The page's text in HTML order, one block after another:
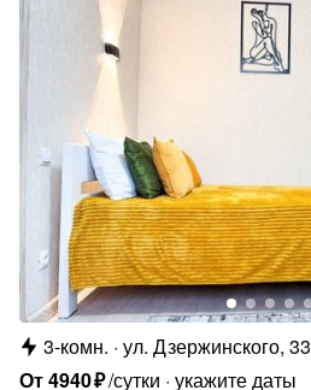
3-комн. ул. Дзержинского, 33
От4940₽/сутки укажите даты